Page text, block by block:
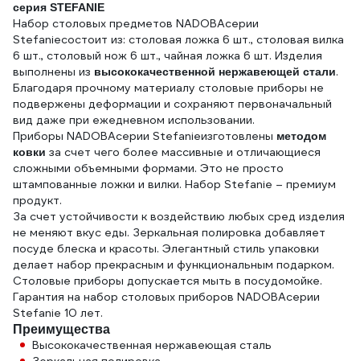
серия STEFANIE
Набор столовых предметов NADOBAсерии
Stefanieсостоит из: столовая ложка 6 шт., столовая вилка
6 шт., столовый нож 6 шт., чайная ложка 6 шт. Изделия
выполнены из высококачественной нержавеющей стали.
Благодаря прочному материалу столовые приборы не
подвержены деформации и сохраняют первоначальный
вид даже при ежедневном использовании.
Приборы NADOBAсерии Stefanieизготовлены методом
ковки за счет чего более массивные и отличающиеся
сложными объемными формами. Это не просто
штампованные ложки и вилки. Набор Stefanie – премиум
продукт.
За счет устойчивости к воздействию любых сред изделия
не меняют вкус еды. Зеркальная полировка добавляет
посуде блеска и красоты. Элегантный стиль упаковки
делает набор прекрасным и функциональным подарком.
Столовые приборы допускается мыть в посудомойке.
Гарантия на набор столовых приборов NADOBAсерии
Stefanie 10 лет.
Преимущества
Высококачественная нержавеющая сталь